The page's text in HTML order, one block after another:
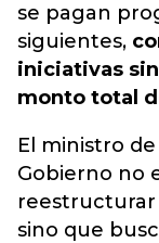
se pagan
siguientes,
iniciativas
monto total
El ministro
Gobierno no
reestructurar
sino que